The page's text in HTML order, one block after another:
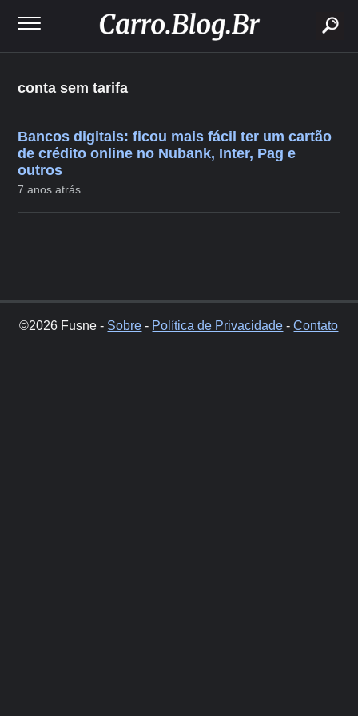
conta sem tarifa
Bancos digitais: ficou mais fácil ter um cartão
de crédito online no Nubank, Inter, Pag e
outros
7 anos atrás
©2026 Fusne - Sobre - Política de Privacidade -Contato